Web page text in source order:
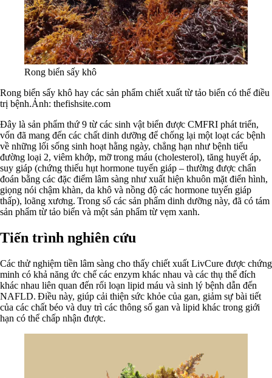
Rong biển sấy khô
Rong biển sấy khô hay các sản phẩm chiết xuất từ ​​tảo biển có thể điều
trị bệnh.Ảnh: thefishsite.com
Đây là sản phẩm thứ 9 từ các sinh vật biển được CMFRI phát triển,
vốn đã mang đến các chất dinh dưỡng để chống lại một loạt các bệnh
về những lối sống sinh hoạt hằng ngày, chẳng hạn như bệnh tiểu
đường loại 2, viêm khớp, mỡ trong máu (cholesterol), tăng huyết áp,
suy giáp (chứng thiếu hụt hormone tuyến giáp – thường được chẩn
đoán bằng các đặc điểm lâm sàng như xuất hiện khuôn mặt điển hình,
giọng nói chậm khàn, da khô và nồng độ các hormone tuyến giáp
thấp), loãng xương. Trong số các sản phẩm dinh dưỡng này, đã có tám
sản phẩm từ tảo biển và một sản phẩm từ vẹm xanh.
Tiến trình nghiên cứu
Các thử nghiệm tiền lâm sàng cho thấy chiết xuất LivCure được chứng
minh có khả năng ức chế các enzym khác nhau và các thụ thể đích
khác nhau liên quan đến rối loạn lipid máu và sinh lý bệnh dẫn đến
NAFLD. Điều này, giúp cải thiện sức khỏe của gan, giảm sự bài tiết
của các chất béo và duy trì các thông số gan và lipid khác trong giới
hạn có thể chấp nhận được.